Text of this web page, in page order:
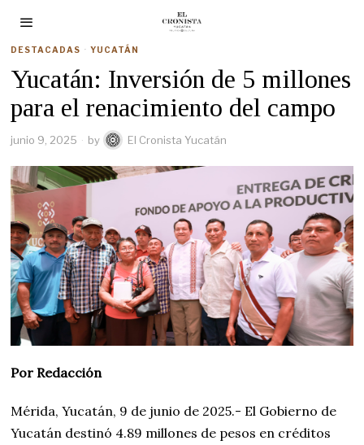
DESTACADAS · YUCATÁN
Yucatán: Inversión de 5 millones
para el renacimiento del campo
junio 9, 2025 by El Cronista Yucatán
Por Redacción
Mérida, Yucatán, 9 de junio de 2025.- El Gobierno de
Yucatán destinó 4.89 millones de pesos en créditos